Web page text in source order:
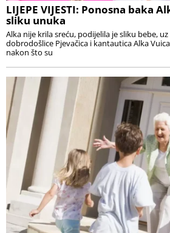
LIJEPE VIJESTI: Ponosna baka
sliku unuka
Alka nije krila sreću, podijelila je sliku bebe,
dobrodošlice Pjevačica i kantautica Alka
nakon što su